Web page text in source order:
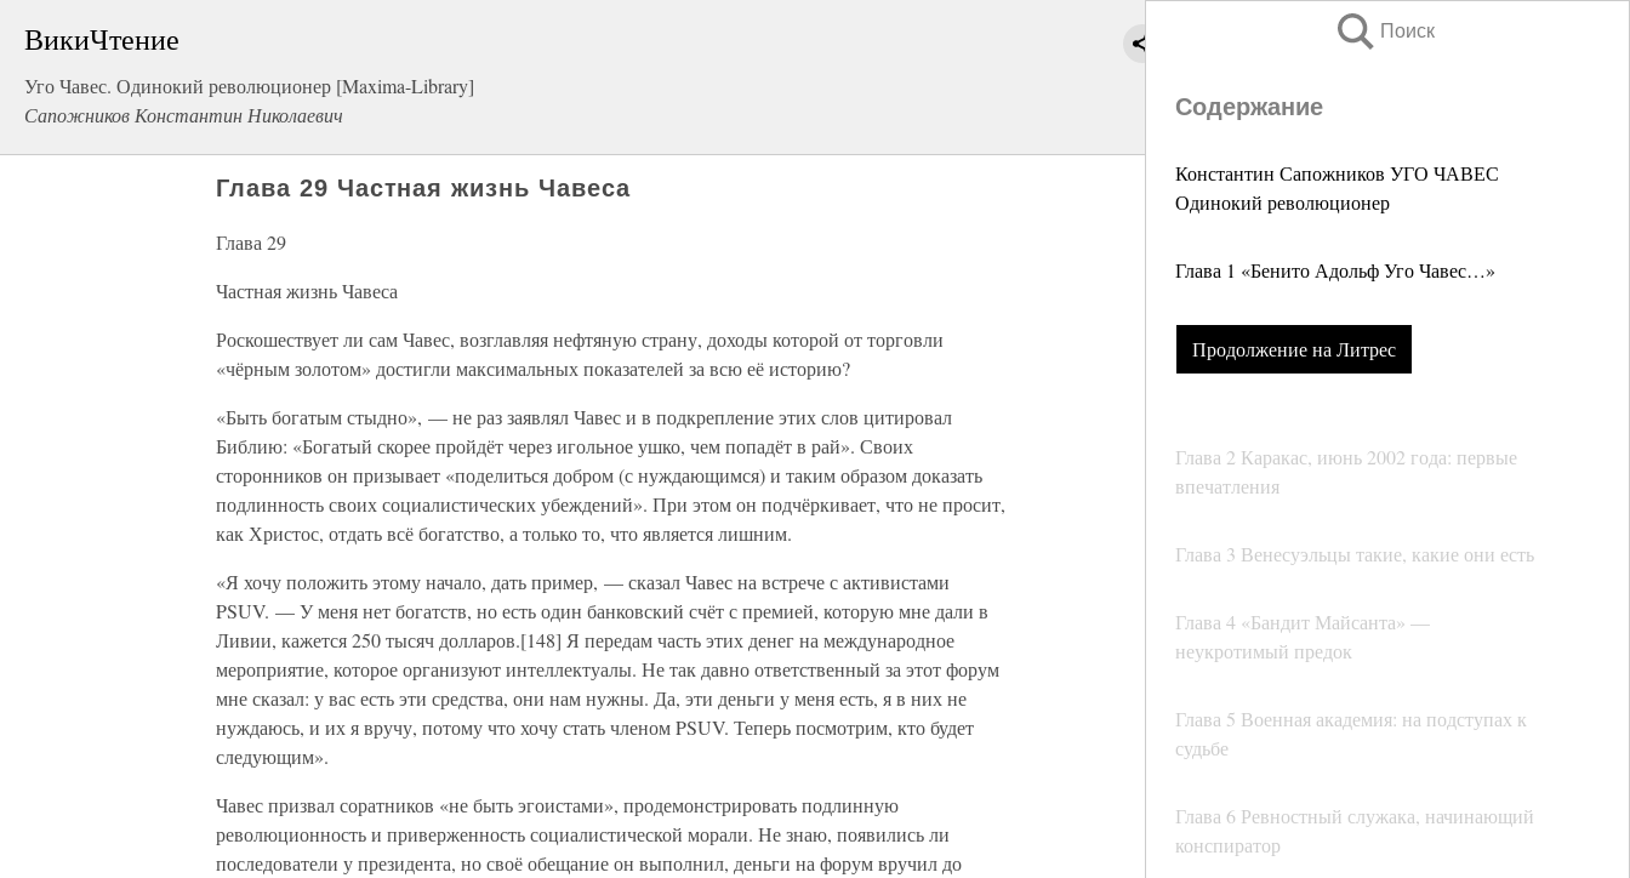
ВикиЧтение
Уго Чавес. Одинокий революционер [Maxima-Library]
Сапожников Константин Николаевич
Поиск
Содержание
Константин Сапожников УГО ЧАВЕС
Одинокий революционер
Глава 1 «Бенито Адольф Уго Чавес…»
Продолжение на Литрес
Глава 2 Каракас, июнь 2002 года: первые
впечатления
Глава 3 Венесуэльцы такие, какие они есть
Глава 4 «Бандит Майсанта» —
неукротимый предок
Глава 5 Военная академия: на подступах к
судьбе
Глава 6 Ревностный служака, начинающий
конспиратор
Глава 29 Частная жизнь Чавеса
Глава 29
Частная жизнь Чавеса
Роскошествует ли сам Чавес, возглавляя нефтяную страну, доходы которой от торговли
«чёрным золотом» достигли максимальных показателей за всю её историю?
«Быть богатым стыдно», — не раз заявлял Чавес и в подкрепление этих слов цитировал
Библию: «Богатый скорее пройдёт через игольное ушко, чем попадёт в рай». Своих
сторонников он призывает «поделиться добром (с нуждающимся) и таким образом доказать
подлинность своих социалистических убеждений». При этом он подчёркивает, что не просит,
как Христос, отдать всё богатство, а только то, что является лишним.
«Я хочу положить этому начало, дать пример, — сказал Чавес на встрече с активистами
PSUV. — У меня нет богатств, но есть один банковский счёт с премией, которую мне дали в
Ливии, кажется 250 тысяч долларов.[148] Я передам часть этих денег на международное
мероприятие, которое организуют интеллектуалы. Не так давно ответственный за этот форум
мне сказал: у вас есть эти средства, они нам нужны. Да, эти деньги у меня есть, я в них не
нуждаюсь, и их я вручу, потому что хочу стать членом PSUV. Теперь посмотрим, кто будет
следующим».
Чавес призвал соратников «не быть эгоистами», продемонстрировать подлинную
революционность и приверженность социалистической морали. Не знаю, появились ли
последователи у президента, но своё обещание он выполнил, деньги на форум вручил до